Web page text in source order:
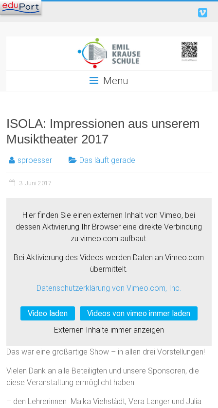
Menu
ISOLA: Impressionen aus unserem
Musiktheater 2017
sproesser Das läuft gerade
3. Juni 2017
Hier finden Sie einen externen Inhalt von Vimeo, bei
dessen Aktivierung Ihr Browser eine direkte Verbindung
zu vimeo.com aufbaut.
Bei Aktivierung des Videos werden Daten an Vimeo.com
übermittelt.
Datenschutzerklärung von Vimeo.com, Inc.
Video laden
Videos von vimeo immer laden
Externen Inhalte immer anzeigen
Das war eine großartige Show – in allen drei Vorstellungen!
Vielen Dank an alle Beteiligten und unsere Sponsoren, die
diese Veranstaltung ermöglicht haben:
– den Lehrerinnen Maika Viehstädt, Vera Langer und Julia